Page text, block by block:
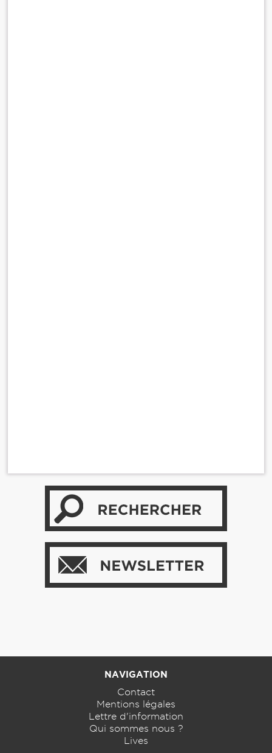
NAVIGATION
Contact
Mentions légales
Lettre d'information
Qui sommes nous ?
Lives